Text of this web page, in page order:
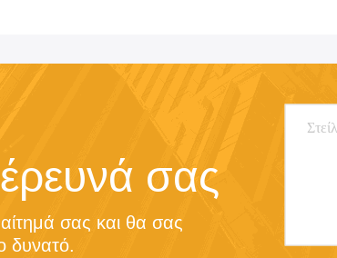
έρευνά σας
σας και θα σας
δυνατό.